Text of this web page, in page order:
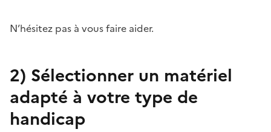
N’hésitez pas à vous faire aider.
2) Sélectionner un matériel
adapté à votre type de
handicap